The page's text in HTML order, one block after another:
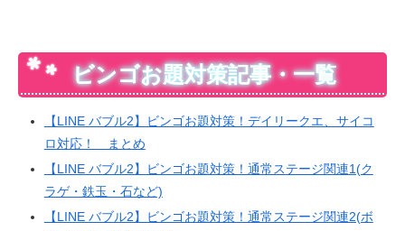
ビンゴお題対策記事・一覧
【LINE バブル2】ビンゴお題対策！デイリークエ、サイコ
ロ対応！ まとめ
【LINE バブル2】ビンゴお題対策！通常ステージ関連1(ク
ラゲ・鉄玉・石など)
【LINE バブル2】ビンゴお題対策！通常ステージ関連2(ボ